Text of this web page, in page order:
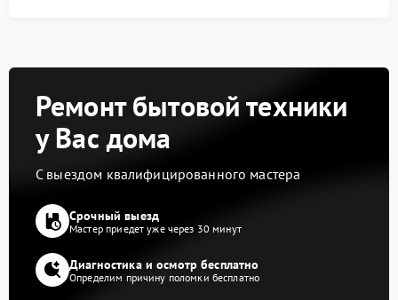
Ремонт бытовой техники
у Вас дома
С выездом квалифицированного мастера
Срочный выезд
Мастер приедет уже через 30 минут
Диагностика и осмотр бесплатно
Определим причину поломки бесплатно